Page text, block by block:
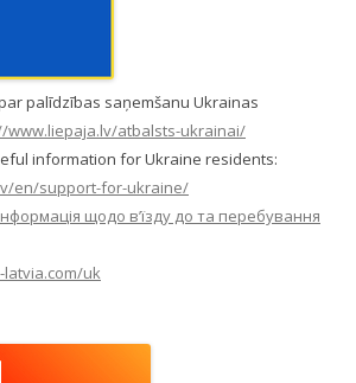
palīdzības saņemšanu Ukrainas
www.liepaja.lv/atbalsts-ukrainai/
information for Ukraine residents:
en/support-for-ukraine/
щодо в’їзду до та перебування
uk